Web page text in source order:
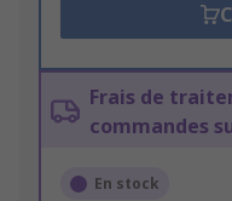
Frais de
commandes
En stock